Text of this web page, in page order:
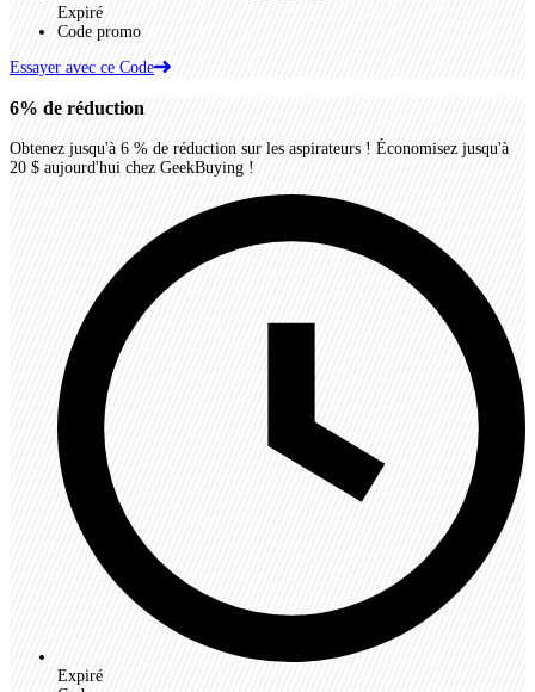
Expiré
Code promo
Essayer avec ce Code
6% de réduction
Obtenez jusqu'à 6 % de réduction sur les aspirateurs ! Économisez jusqu'à
20 $ aujourd'hui chez GeekBuying !
Expiré